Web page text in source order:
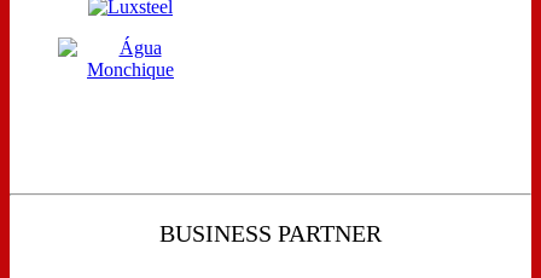
BUSINESS PARTNER